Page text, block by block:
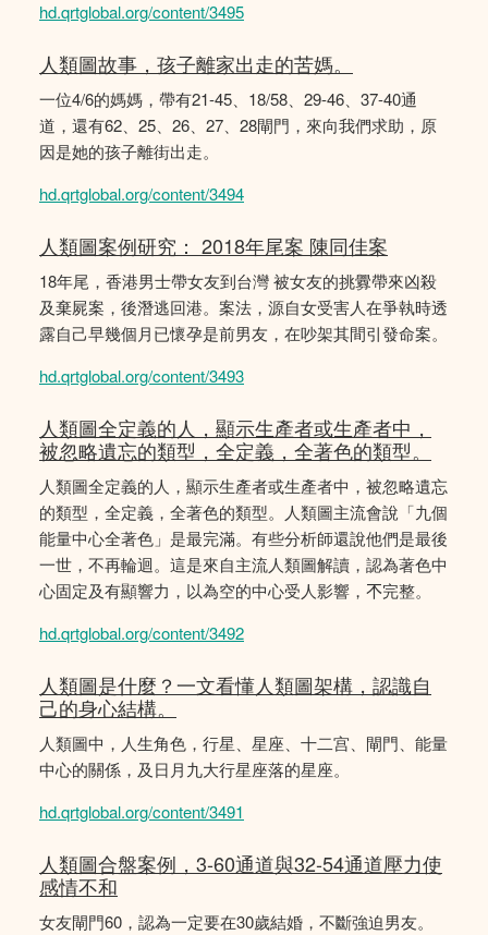
hd.qrtglobal.org/content/3495
人類圖故事，孩子離家出走的苦媽。
一位4/6的媽媽，帶有21-45、18/58、29-46、37-40通
道，還有62、25、26、27、28閘門，來向我們求助，原
因是她的孩子離街出走。
hd.qrtglobal.org/content/3494
人類圖案例研究： 2018年尾案 陳同佳案
18年尾，香港男士帶女友到台灣 被女友的挑釁帶來凶殺
及棄屍案，後潛逃回港。案法，源自女受害人在爭執時透
露自己早幾個月已懷孕是前男友，在吵架其間引發命案。
hd.qrtglobal.org/content/3493
人類圖全定義的人，顯示生產者或生產者中，
被忽略遺忘的類型，全定義，全著色的類型。
人類圖全定義的人，顯示生產者或生產者中，被忽略遺忘
的類型，全定義，全著色的類型。人類圖主流會說「九個
能量中心全著色」是最完滿。有些分析師還說他們是最後
一世，不再輪迴。這是來自主流人類圖解讀，認為著色中
心固定及有顯響力，以為空的中心受人影響，𣎴完整。
hd.qrtglobal.org/content/3492
人類圖是什麼？一文看懂人類圖架構，認識自
己的身心結構。
人類圖中，人生角色，行星、星座、十二宫、閘門、能量
中心的關係，及日月九大行星座落的星座。
hd.qrtglobal.org/content/3491
人類圖合盤案例，3-60通道與32-54通道壓力使
感情不和
女友閘門60，認為一定要在30歲結婚，不斷強迫男友。